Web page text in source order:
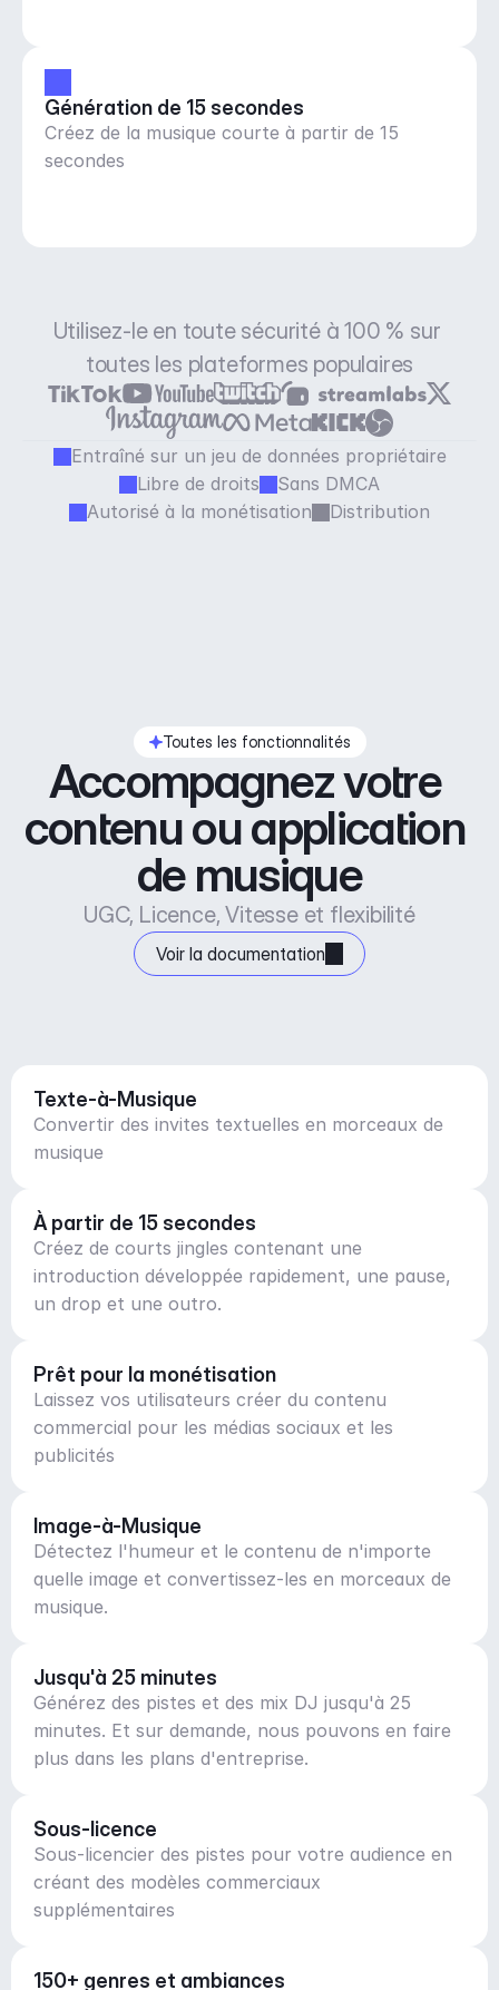
Génération de 15 secondes
Créez de la musique courte à partir de 15
secondes
Utilisez-le en toute sécurité à 100 % sur
toutes les plateformes populaires
Entraîné sur un jeu de données propriétaire
Libre de droits
Sans DMCA
Autorisé à la monétisation
Distribution
Toutes les fonctionnalités
Accompagnez votre
contenu ou application
de musique
UGC, Licence, Vitesse et flexibilité
Voir la documentation
Texte-à-Musique
Convertir des invites textuelles en morceaux de
musique
À partir de 15 secondes
Créez de courts jingles contenant une
introduction développée rapidement, une pause,
un drop et une outro.
Prêt pour la monétisation
Laissez vos utilisateurs créer du contenu
commercial pour les médias sociaux et les
publicités
Image-à-Musique
Détectez l'humeur et le contenu de n'importe
quelle image et convertissez-les en morceaux de
musique.
Jusqu'à 25 minutes
Générez des pistes et des mix DJ jusqu'à 25
minutes. Et sur demande, nous pouvons en faire
plus dans les plans d'entreprise.
Sous-licence
Sous-licencier des pistes pour votre audience en
créant des modèles commerciaux
supplémentaires
150+ genres et ambiances